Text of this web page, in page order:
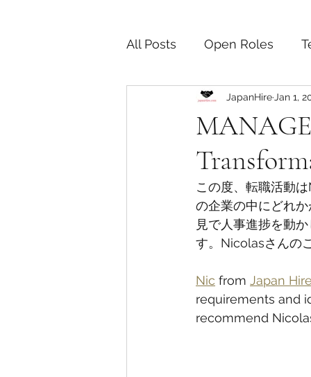
All Posts Open Roles
JapanHire Jan 1,
この度、転職活動
の企業の中にどれ
見で人事進捗を動
す。Nicolasさんの
Nic from Japan Hire
requirements and
recommend